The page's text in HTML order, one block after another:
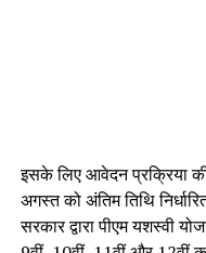
इसके लिए आवेदन प्रक्रिया
अगस्त को अंतिम तिथि
सरकार द्वारा पीएम यशस्वी